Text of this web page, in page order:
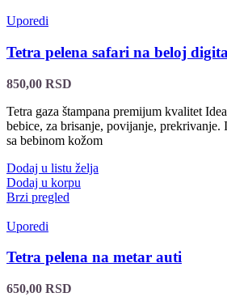
Uporedi
Tetra pelena safari na beloj
850,00 RSD
Tetra gaza štampana premijum kvalitet
bebice, za brisanje, povijanje, prekrivanje.
sa bebinom kožom
Dodaj u listu želja
Dodaj u korpu
Brzi pregled
Uporedi
Tetra pelena na metar auti
650,00 RSD